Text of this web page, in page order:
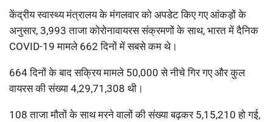
केंद्रीय स्वास्थ्य मंत्रालय के मंगलवार को अपडेट किए गए आंकड़ों के
अनुसार, 3,993 ताजा कोरोनावायरस संक्रमणों के साथ, भारत में दैनिक
COVID-19 मामले 662 दिनों में सबसे कम थे।
664 दिनों के बाद सक्रिय मामले 50,000 से नीचे गिर गए और कुल
वायरस की संख्या 4,29,71,308 थी।
108 ताजा मौतों के साथ मरने वालों की संख्या बढ़कर 5,15,210 हो गई,